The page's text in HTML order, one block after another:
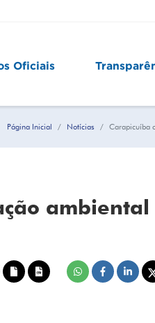
Oficiais
Página Inicial Notícias Carapicuíba
ambiental